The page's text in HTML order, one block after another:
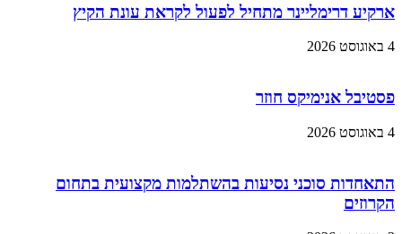
ארקיע דרימליינר מתחיל לפעול לקראת עונת הקיץ
4 באוגוסט 2026
פסטיבל אנימיקס חוזר
4 באוגוסט 2026
התאחדות סוכני נסיעות בהשתלמות מקצועית בתחום
הקרוזים